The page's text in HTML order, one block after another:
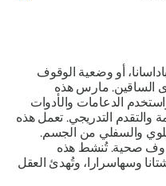
أو وضعية الوقوف
الساقين. مارس هذه
الدعامات والأدوات
التدريجي. تعمل هذه
والسفلي من الجسم.
صحية. تُنشط هذه
وسهاسرارا، وتُهدئ العقل